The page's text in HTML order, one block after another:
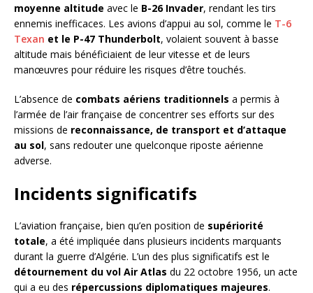
moyenne altitude avec le B-26 Invader, rendant les tirs
ennemis inefficaces. Les avions d’appui au sol, comme le T-6
Texan et le P-47 Thunderbolt, volaient souvent à basse
altitude mais bénéficiaient de leur vitesse et de leurs
manœuvres pour réduire les risques d’être touchés.
L’absence de combats aériens traditionnels a permis à
l’armée de l’air française de concentrer ses efforts sur des
missions de reconnaissance, de transport et d’attaque
au sol, sans redouter une quelconque riposte aérienne
adverse.
Incidents significatifs
L’aviation française, bien qu’en position de supériorité
totale, a été impliquée dans plusieurs incidents marquants
durant la guerre d’Algérie. L’un des plus significatifs est le
détournement du vol Air Atlas du 22 octobre 1956, un acte
qui a eu des répercussions diplomatiques majeures.